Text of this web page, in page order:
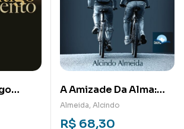
A Amizade Da Alma:
Fidelidade na Mentoria
da Vida
Almeida, Alcindo
R$ 68,30